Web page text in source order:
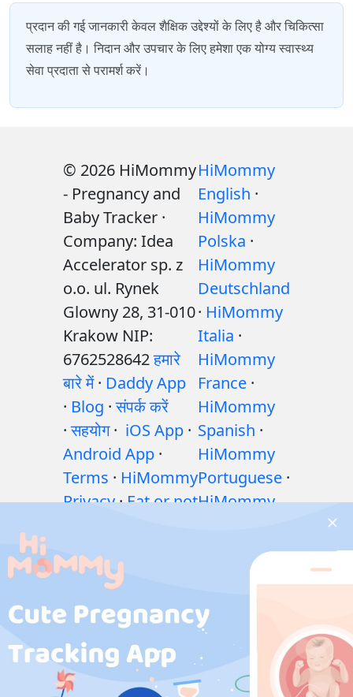
प्रदान की गई जानकारी केवल शैक्षिक उद्देश्यों के लिए है और चिकित्सा
सलाह नहीं है। निदान और उपचार के लिए हमेशा एक योग्य स्वास्थ्य
सेवा प्रदाता से परामर्श करें।
© 2026 HiMommy
- Pregnancy and
Baby Tracker ·
Company: Idea
Accelerator sp. z
o.o. ul. Rynek
Glowny 28, 31-010
Krakow NIP:
6762528642हमारे
बारे में· Daddy App
· Blog ·संपर्क करें
·सहयोग· iOS App ·
Android App ·
Terms · HiMommy
Privacy·Eat or not
के दौरान व्यायाम
गर्भावस्था के दौरान
स्वास्थ्य संबंधी समस्याएं
·गर्भावस्था के दौरान
दवाएँ·बच्चे के स्वास्थ्य
समस्याएँ
·Articles·
HiMommy
English ·
HiMommy
Polska ·
HiMommy
Deutschland
· HiMommy
Italia ·
HiMommy
France ·
HiMommy
Spanish ·
HiMommy
Portuguese ·
HiMommy
HiMommy
Indonesia
Japan
HiMommy